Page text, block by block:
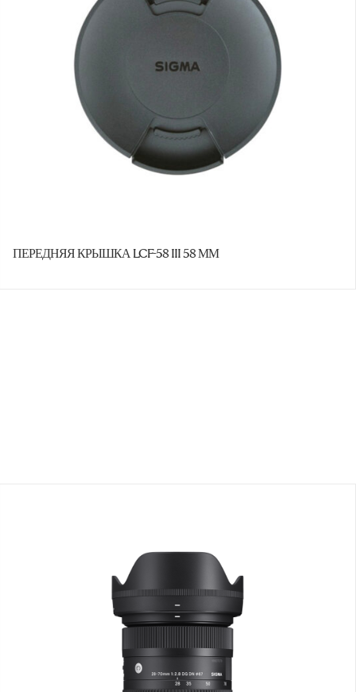
ПЕРЕДНЯЯ КРЫШКА LCF-58 III 58 ММ